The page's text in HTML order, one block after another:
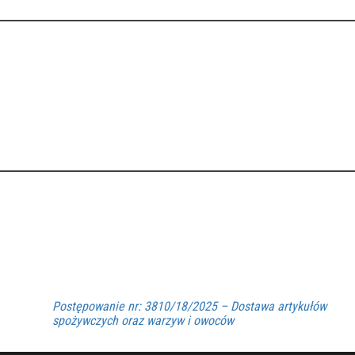
Postępowanie nr: 3810/18/2025 – Dostawa artykułów
spożywczych oraz warzyw i owoców